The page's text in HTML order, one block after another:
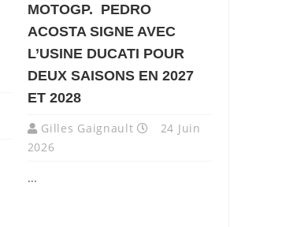
MOTOGP. PEDRO
ACOSTA SIGNE AVEC
L’USINE DUCATI POUR
DEUX SAISONS EN 2027
ET 2028
Gilles Gaignault
24 Juin
2026
...